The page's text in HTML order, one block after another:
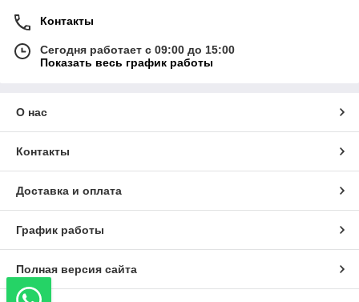
Контакты
Сегодня работает с 09:00 до 15:00
Показать весь график работы
О нас
Контакты
Доставка и оплата
График работы
Полная версия сайта